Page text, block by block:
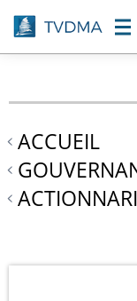
Aller
au
contenu
ACCUEIL